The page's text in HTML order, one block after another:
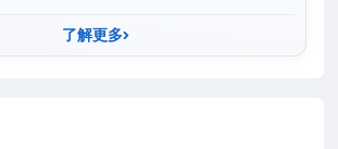
了解更多